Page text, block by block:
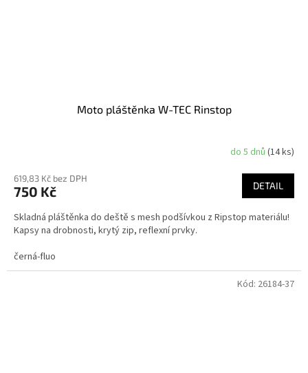
Moto pláštěnka W-TEC Rinstop
do 5 dnů (14 ks)
619,83 Kč bez DPH
750 Kč DETAIL
Skladná pláštěnka do deště s mesh podšívkou z Ripstop materiálu!
Kapsy na drobnosti, krytý zip, reflexní prvky.
černá-fluo
Kód: 26184-37